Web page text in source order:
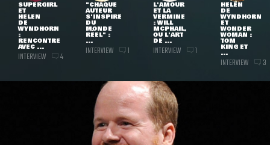
SUPERGIRL
ET
HELEN
DE
WYNDHORN
:
RENCONTRE
AVEC ...
INTERVIEW 4
"CHAQUE
AUTEUR
S'INSPIRE
DU
MONDE
RÉEL" :
...
INTERVIEW 1
L'AMOUR
ET LA
VERMINE
: WILL
MCPHAIL,
OU L'ART
DE ...
INTERVIEW 1
HELEN
DE
WYNDHORN
ET
WONDER
WOMAN :
TOM
KING ET
...
INTERVIEW 3